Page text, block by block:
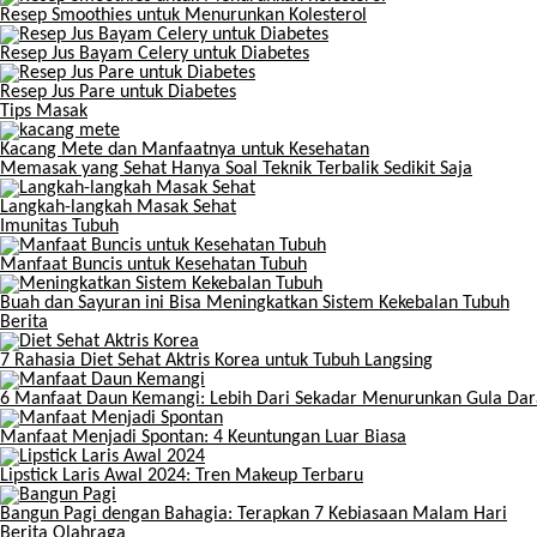
Resep Smoothies untuk Menurunkan Kolesterol
Resep Jus Bayam Celery untuk Diabetes
Resep Jus Pare untuk Diabetes
Tips Masak
Kacang Mete dan Manfaatnya untuk Kesehatan
Memasak yang Sehat Hanya Soal Teknik Terbalik Sedikit Saja
Langkah-langkah Masak Sehat
Imunitas Tubuh
Manfaat Buncis untuk Kesehatan Tubuh
Buah dan Sayuran ini Bisa Meningkatkan Sistem Kekebalan Tubuh
Berita
7 Rahasia Diet Sehat Aktris Korea untuk Tubuh Langsing
6 Manfaat Daun Kemangi: Lebih Dari Sekadar Menurunkan Gula
Manfaat Menjadi Spontan: 4 Keuntungan Luar Biasa
Lipstick Laris Awal 2024: Tren Makeup Terbaru
Bangun Pagi dengan Bahagia: Terapkan 7 Kebiasaan Malam Hari